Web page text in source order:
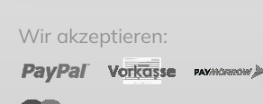
Wir akzeptieren: